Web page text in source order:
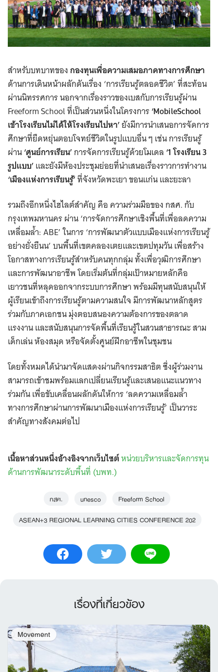
สำหรับบทบาทของกองทุนเพื่อความเสมอภาคทางการศึกษา
ด้านการเดินหน้าผลักดันเรื่อง ‘การเรียนรู้ตลอดชีวิต’ ที่สะท้อน
ผ่านนิทรรศการ นอกจากเรื่องราวของเบสกับการเรียนรู้ผ่าน
Freeform School ที่เป็นส่วนหนึ่งในโครงการ‘MobileSchool
เข้าโรงเรียนไม่ได้ให้โรงเรียนไปหา’ยังมีการนำเสนอการจัดการ
ศึกษาที่ยืดหยุ่นตอบโจทย์ชีวิตในรูปแบบอื่น ๆ เช่น การเรียนรู้
ผ่าน‘ศูนย์การเรียน’การจัดการเรียนรู้ด้วยโมเดล ‘1 โรงเรียน 3
รูปแบบ’และยังมีห้องประชุมย่อยที่นำเสนอเรื่องราวการทำงาน
‘เมืองแห่งการเรียนรู้’ที่จังหวัดพะเยา ขอนแก่น และยะลา
รวมถึงอีกหนึ่งไฮไลต์สำคัญ คือ ความร่วมมือของ กสศ. กับ
กรุงเทพมหานคร ผ่าน ‘การจัดการศึกษาเชิงพื้นที่เพื่อลดความ
เหลื่อมล้ำ: ABE’ ในการ ‘การพัฒนาตัวแบบเมืองแห่งการเรียนรู้
อย่างยั่งยืนน’ บนพื้นที่เขตคลองเตยและเขตปทุมวัน เพื่อสร้าง
โอกาสทางการเรียนรู้สำหรับคนทุกกลุ่ม ทั้งเพื่อวุฒิการศึกษา
และการพัฒนาอาชีพ โดยเริ่มต้นที่กลุ่มเป้าหมายหลักคือ
เยาวชนที่หลุดออกจากระบบการศึกษา พร้อมมีทุนสนับสนุนให้
ผู้เรียนเข้าถึงการเรียนรู้ตามความสนใจ มีการพัฒนาหลักสูตร
ร่วมกับภาคเอกชน มุ่งตอบสนองความต้องการของตลาด
แรงงาน และสนับสนุนการจัดพื้นที่เรียนรู้ในสวนสาธารณะ สาม
เด็กเล่น ห้องสมุด หรือจัดตั้งศูนย์ฝึกอาชีพในชุมชน
โดยทั้งหมดได้นำมาจัดแสดงผ่านกิจกรรมสาธิต ซึ่งผู้ร่วมงาน
สามารถเข้าชมพร้อมแลกเปลี่ยนเรียนรู้และเสนอแนะแนวทาง
ร่วมกัน เพื่อขับเคลื่อนผลักดันให้การ ‘ลดความเหลื่อมล้ำ
ทางการศึกษาผ่านการพัฒนาเมืองแห่งการเรียนรู้’ เป็นวาระ
สำคัญทางสังคมต่อไป
เนื้อหาส่วนหนึ่งอ้างอิงจากเว็บไซต์หน่วยบริหารและจัดการทุน
ด้านการพัฒนาระดับพื้นที่ (บพท.)
กสศ. unesco
Freeform School
ASEAN+3 REGIONAL LEARNING CITIES CONFERENCE 202
เรื่องที่เกี่ยวข้อง
Movement